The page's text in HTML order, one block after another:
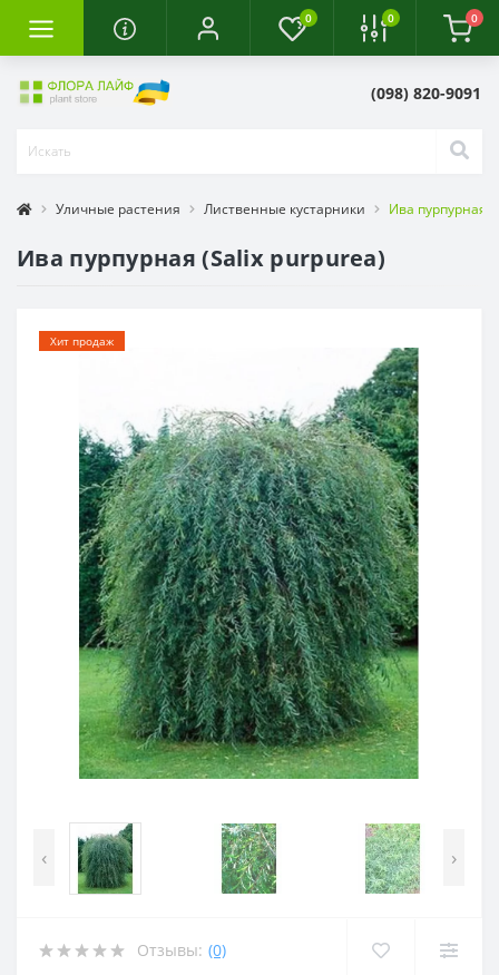
0 0 0
(098) 820-9091
Уличные растения Лиственные кустарники Ива пурпурная
Ива пурпурная (Salix purpurea)
Хит продаж
‹ ›
Отзывы: (0)